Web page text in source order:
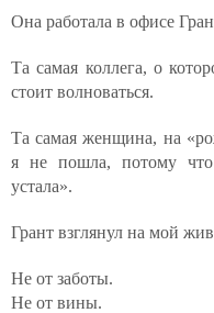
Она работала в офисе
Та самая коллега, о
стоит волноваться.
Та самая женщина, на
я не пошла, потому
устала».
Грант взглянул на мой
Не от заботы.
Не от вины.